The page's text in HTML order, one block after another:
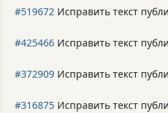
#519672 Исправить текст
#425466 Исправить текст
#372909 Исправить текст
#316875 Исправить текст